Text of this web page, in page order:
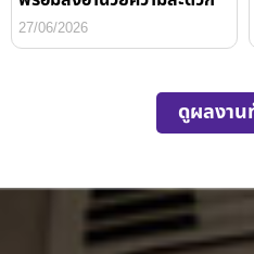
27/06/2026
ดูผลงา